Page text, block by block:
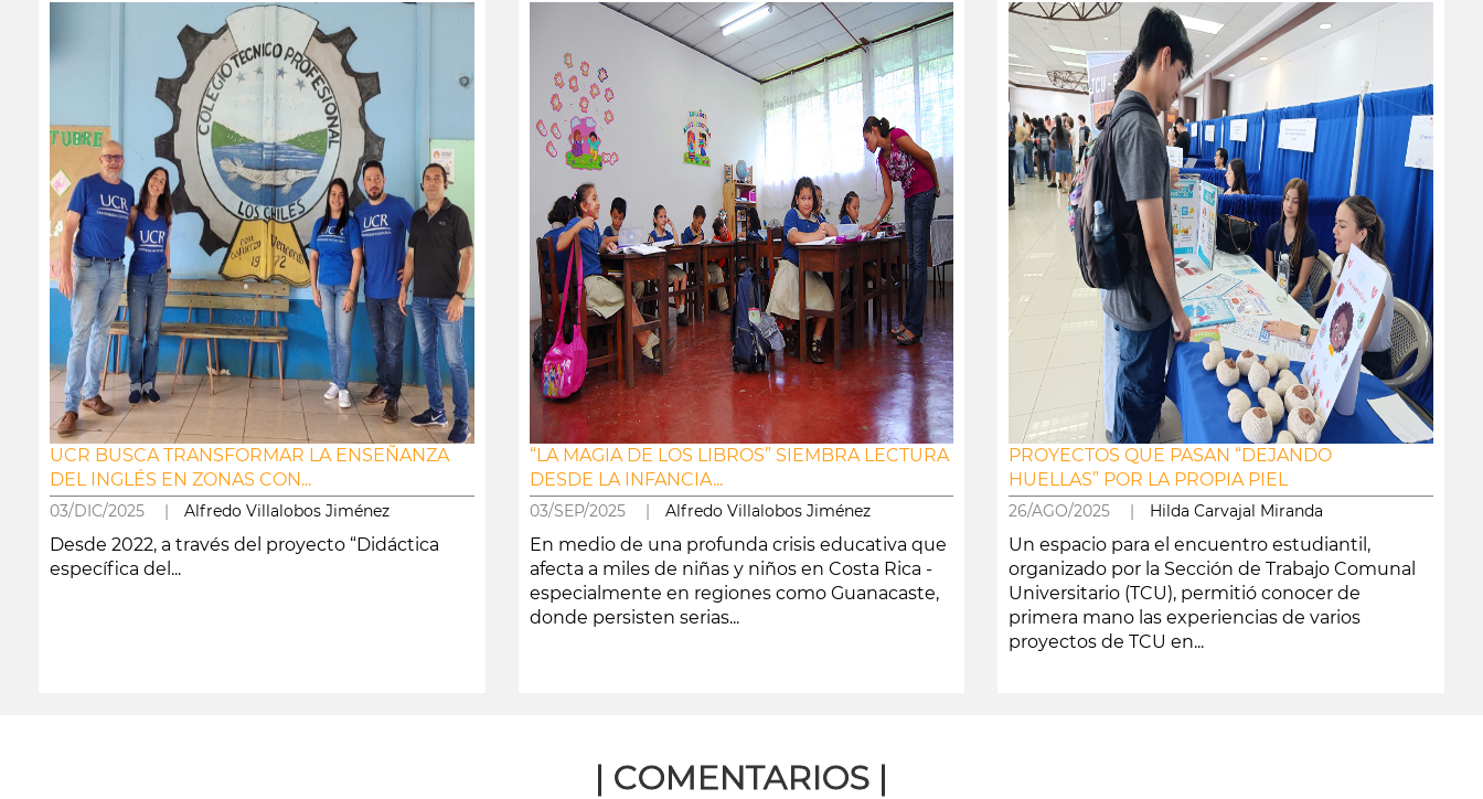
UCR BUSCA TRANSFORMAR LA ENSEÑANZA
DEL INGLÉS EN ZONAS CON...
03/DIC/2025 | Alfredo Villalobos Jiménez
Desde 2022, a través del proyecto “Didáctica
específica del...
“LA MAGIA DE LOS LIBROS” SIEMBRA LECTURA
DESDE LA INFANCIA...
03/SEP/2025 | Alfredo Villalobos Jiménez
En medio de una profunda crisis educativa que
afecta a miles de niñas y niños en Costa Rica -
especialmente en regiones como Guanacaste,
donde persisten serias...
PROYECTOS QUE PASAN “DEJANDO
HUELLAS” POR LA PROPIA PIEL
26/AGO/2025 | Hilda Carvajal Miranda
Un espacio para el encuentro estudiantil,
organizado por la Sección de Trabajo Comunal
Universitario (TCU), permitió conocer de
primera mano las experiencias de varios
proyectos de TCU en...
| COMENTARIOS |